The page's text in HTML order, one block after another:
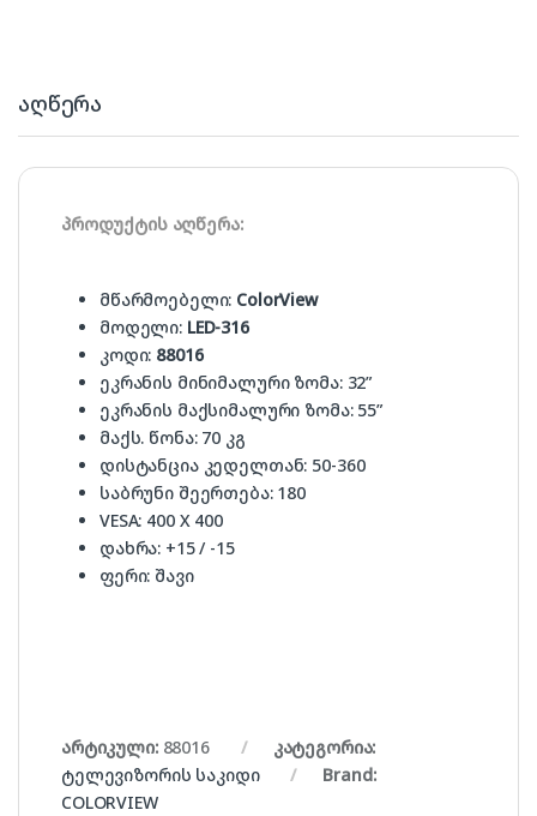
აღწერა
პროდუქტის აღწერა:
მწარმოებელი: ColorView
მოდელი: LED-316
კოდი: 88016
ეკრანის მინიმალური ზომა: 32”
ეკრანის მაქსიმალური ზომა: 55”
მაქს. წონა: 70 კგ
დისტანცია კედელთან: 50-360
საბრუნი შეერთება: 180
VESA: 400 X 400
დახრა: +15 / -15
ფერი: შავი
არტიკული: 88016
კატეგორია:
ტელევიზორის საკიდი
Brand:
COLORVIEW